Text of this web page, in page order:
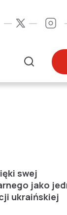
Twitter
swej
jako
ukraińskiej